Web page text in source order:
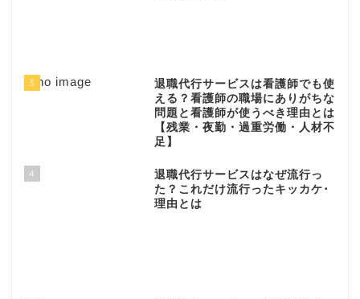
3
退職代行サービスは看護師でも使
える？看護師の職場にありがちな
問題と看護師が使うべき理由とは
【残業・夜勤・過重労働・人材不
足】
4
退職代行サービスはなぜ流行っ
た？これだけ流行ったキッカケ･
理由とは